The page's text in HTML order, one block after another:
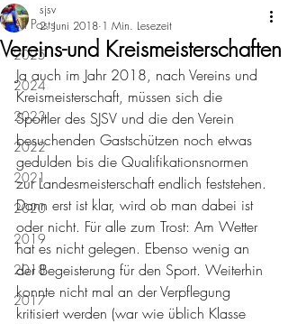
All Posts
2025
2024
2023
2022
2021
2020
2019
2018
2017
Vereins-und Kreismeisterschaften
sjsv
2. Juni 2018 1 Min. Lesezeit
Ja auch im Jahr 2018, nach Vereins und
Kreismeisterschaft, müssen sich die
Sportler des SJSV und die den Verein
besuchenden Gastschützen noch etwas
gedulden bis die Qualifikationsnormen
zur Landesmeisterschaft endlich feststehen.
Dann erst ist klar, wird ob man dabei ist
oder nicht. Für alle zum Trost: Am Wetter
hat es nicht gelegen. Ebenso wenig an
der Begeisterung für den Sport. Weiterhin
konnte nicht mal an der Verpflegung
kritisiert werden (war wie üblich Klasse